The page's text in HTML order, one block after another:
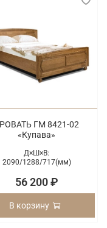
ГМ 8421-02
«Купава»
Д×Ш×В:
2090/1288/717(мм)
56 200 ₽
В корзину